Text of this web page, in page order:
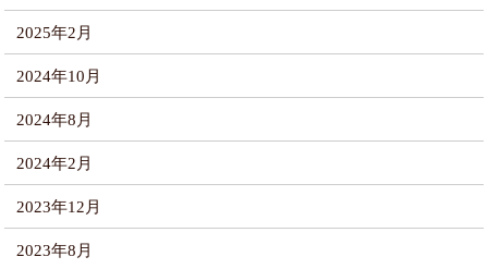
2025年2月
2024年10月
2024年8月
2024年2月
2023年12月
2023年8月